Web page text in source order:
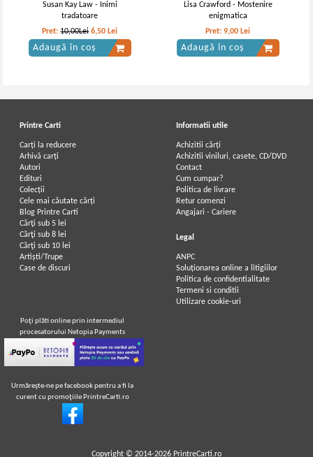
Susan Kay Law - Inimi
tradatoare
Pret:10,00Lei 6,50 Lei
Adaugă în coș
Lisa Crawford - Mostenire
enigmatica
Pret:9,00 Lei
Adaugă în coș
Printre Carti
Carți la reducere
Arhivă carți
Autori
Edituri
Colecții
Cele mai căutate cărți
Blog Printre Carti
Cărţi sub 5 lei
Cărţi sub 8 lei
Cărţi sub 10 lei
Artiști/Trupe
Case de discuri
Informatii utile
Achizitii cărți
Achizitii viniluri, casete, CD/DVD
Contact
Cum cumpar?
Politica de livrare
Retur comenzi
Angajari - Cariere
Legal
ANPC
Soluționarea online a litigiilor
Politica de confidentialitate
Termeni si conditii
Utilizare cookie-uri
Poţi plăti online prin intermediul
procesatorului Netopia Payments
Urmăreşte-ne pe facebook pentru a fi la
curent cu promoţiile PrintreCarti.ro
Copyright © 2014-2026 PrintreCarti.ro